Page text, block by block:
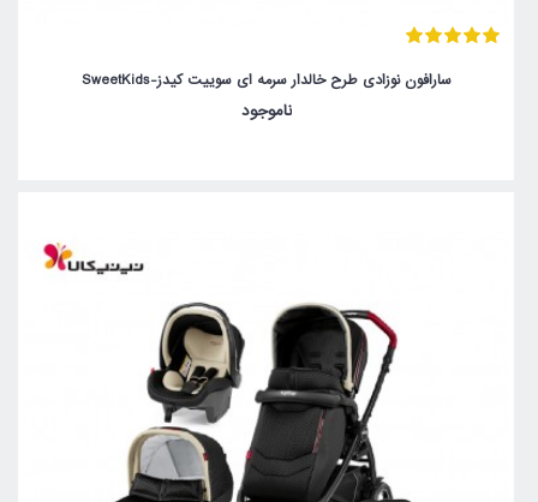
سارافون نوزادی طرح خالدار سرمه ای سوییت کیدز-SweetKids
ناموجود